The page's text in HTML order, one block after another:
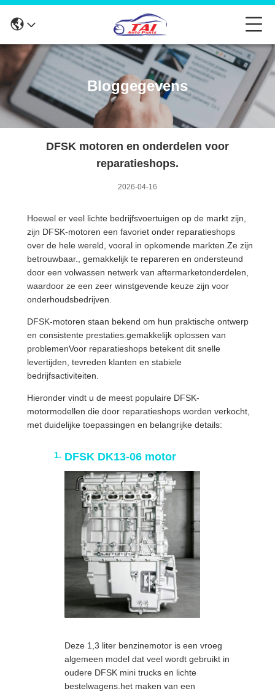
Bloggegevens
DFSK motoren en onderdelen voor
reparatieshops.
2026-04-16
Hoewel er veel lichte bedrijfsvoertuigen op de markt zijn,
zijn DFSK-motoren een favoriet onder reparatieshops
over de hele wereld, vooral in opkomende markten.Ze zijn
betrouwbaar., gemakkelijk te repareren en ondersteund
door een volwassen netwerk van aftermarketonderdelen,
waardoor ze een zeer winstgevende keuze zijn voor
onderhoudsbedrijven.
DFSK-motoren staan bekend om hun praktische ontwerp
en consistente prestaties.gemakkelijk oplossen van
problemenVoor reparatieshops betekent dit snelle
levertijden, tevreden klanten en stabiele
bedrijfsactiviteiten.
Hieronder vindt u de meest populaire DFSK-
motormodellen die door reparatieshops worden verkocht,
met duidelijke toepassingen en belangrijke details:
DFSK DK13-06 motor
Deze 1,3 liter benzinemotor is een vroeg
algemeen model dat veel wordt gebruikt in
oudere DFSK mini trucks en lichte
bestelwagens.het maken van een